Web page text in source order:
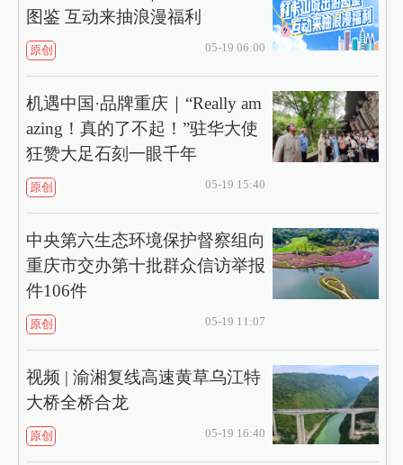
图鉴 互动来抽浪漫福利
原创 05-19 06:00
机遇中国·品牌重庆｜“Really am
azing！真的了不起！”驻华大使
狂赞大足石刻一眼千年
原创 05-19 15:40
中央第六生态环境保护督察组向
重庆市交办第十批群众信访举报
件106件
原创 05-19 11:07
视频 | 渝湘复线高速黄草乌江特
大桥全桥合龙
原创 05-19 16:40